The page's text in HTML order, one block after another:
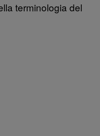
terminologia del